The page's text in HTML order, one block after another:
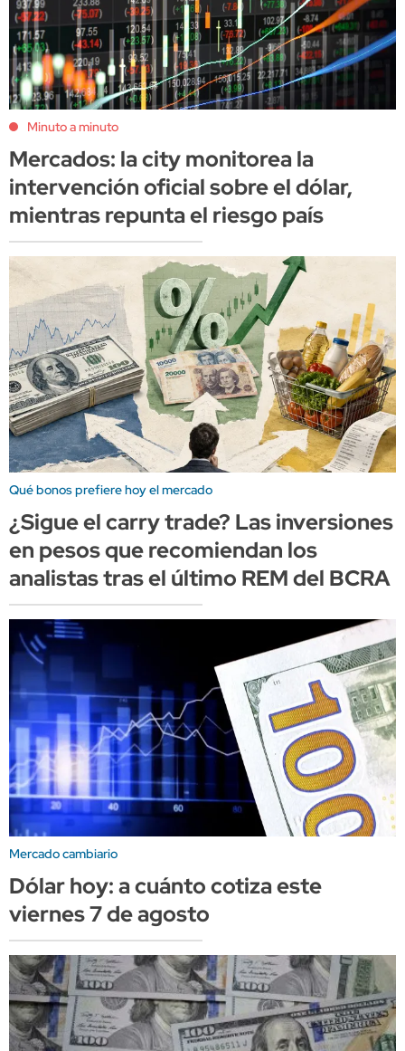
Minuto a minuto
Mercados: la city monitorea la
intervención oficial sobre el dólar,
mientras repunta el riesgo país
Qué bonos prefiere hoy el mercado
¿Sigue el carry trade? Las inversiones
en pesos que recomiendan los
analistas tras el último REM del BCRA
Mercado cambiario
Dólar hoy: a cuánto cotiza este
viernes 7 de agosto